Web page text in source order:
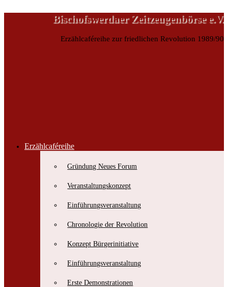
Bischofswerdaer Zeitzeugenbörse e.V.
Erzählcaféreihe zur friedlichen Revolution 1989/90
Erzählcaféreihe
Gründung Neues Forum
Veranstaltungskonzept
Einführungsveranstaltung
Chronologie der Revolution
Konzept Bürgerinitiative
Einführungsveranstaltung
Erste Demonstrationen